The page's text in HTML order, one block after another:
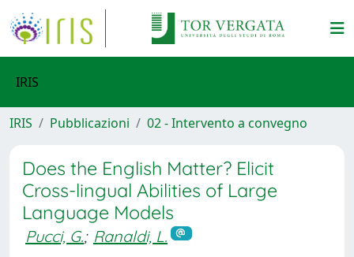
IRIS
IRIS Pubblicazioni 02 - Intervento a convegno
Does the English Matter? Elicit
Cross-lingual Abilities of Large
Language Models
Pucci, G.; Ranaldi, L.